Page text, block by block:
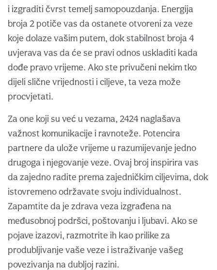
i izgraditi čvrst temelj samopouzdanja. Energija
broja 2 potiče vas da ostanete otvoreni za veze
koje dolaze vašim putem, dok stabilnost broja 4
uvjerava vas da će se pravi odnos uskladiti kada
dođe pravo vrijeme. Ako ste privučeni nekim tko
dijeli slične vrijednosti i ciljeve, ta veza može
procvjetati.
Za one koji su već u vezama, 2424 naglašava
važnost komunikacije i ravnoteže. Potencira
partnere da ulože vrijeme u razumijevanje jedno
drugoga i njegovanje veze. Ovaj broj inspirira vas
da zajedno radite prema zajedničkim ciljevima, dok
istovremeno održavate svoju individualnost.
Zapamtite da je zdrava veza izgrađena na
međusobnoj podršci, poštovanju i ljubavi. Ako se
pojave izazovi, razmotrite ih kao prilike za
produbljivanje vaše veze i istraživanje vašeg
povezivanja na dubljoj razini.